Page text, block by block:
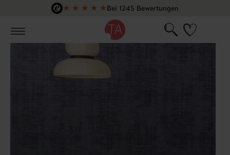
Zum Hauptinhalt springen
★ ★ ★ ★ ★Bei 1245 Bewertungen